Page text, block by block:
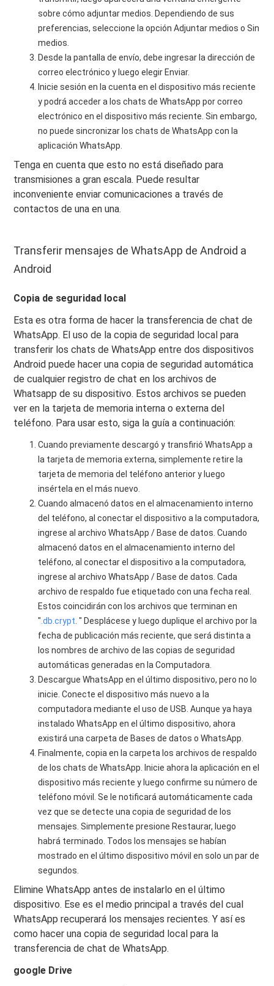
sobre cómo adjuntar medios. Dependiendo de sus
preferencias, seleccione la opción Adjuntar medios o Sin
medios.
Desde la pantalla de envío, debe ingresar la dirección de
correo electrónico y luego elegir Enviar.
Inicie sesión en la cuenta en el dispositivo más reciente
y podrá acceder a los chats de WhatsApp por correo
electrónico en el dispositivo más reciente. Sin embargo,
no puede sincronizar los chats de WhatsApp con la
aplicación WhatsApp.
Tenga en cuenta que esto no está diseñado para
transmisiones a gran escala. Puede resultar
inconveniente enviar comunicaciones a través de
contactos de una en una.
Transferir mensajes de WhatsApp de Android a
Android
Copia de seguridad local
Esta es otra forma de hacer la transferencia de chat de
WhatsApp. El uso de la copia de seguridad local para
transferir los chats de WhatsApp entre dos dispositivos
Android puede hacer una copia de seguridad automática
de cualquier registro de chat en los archivos de
Whatsapp de su dispositivo. Estos archivos se pueden
ver en la tarjeta de memoria interna o externa del
teléfono. Para usar esto, siga la guía a continuación:
Cuando previamente descargó y transfirió WhatsApp a
la tarjeta de memoria externa, simplemente retire la
tarjeta de memoria del teléfono anterior y luego
insértela en el más nuevo.
Cuando almacenó datos en el almacenamiento interno
del teléfono, al conectar el dispositivo a la computadora,
ingrese al archivo WhatsApp / Base de datos. Cuando
almacenó datos en el almacenamiento interno del
teléfono, al conectar el dispositivo a la computadora,
ingrese al archivo WhatsApp / Base de datos. Cada
archivo de respaldo fue etiquetado con una fecha real.
Estos coincidirán con los archivos que terminan en
".db.crypt. " Desplácese y luego duplique el archivo por la
fecha de publicación más reciente, que será distinta a
los nombres de archivo de las copias de seguridad
automáticas generadas en la Computadora.
Descargue WhatsApp en el último dispositivo, pero no lo
inicie. Conecte el dispositivo más nuevo a la
computadora mediante el uso de USB. Aunque ya haya
instalado WhatsApp en el último dispositivo, ahora
existirá una carpeta de Bases de datos o WhatsApp.
Finalmente, copia en la carpeta los archivos de respaldo
de los chats de WhatsApp. Inicie ahora la aplicación en el
dispositivo más reciente y luego confirme su número de
teléfono móvil. Se le notificará automáticamente cada
vez que se detecte una copia de seguridad de los
mensajes. Simplemente presione Restaurar, luego
habrá terminado. Todos los mensajes se habían
mostrado en el último dispositivo móvil en solo un par de
segundos.
Elimine WhatsApp antes de instalarlo en el último
dispositivo. Ese es el medio principal a través del cual
WhatsApp recuperará los mensajes recientes. Y así es
como hacer una copia de seguridad local para la
transferencia de chat de WhatsApp.
google Drive